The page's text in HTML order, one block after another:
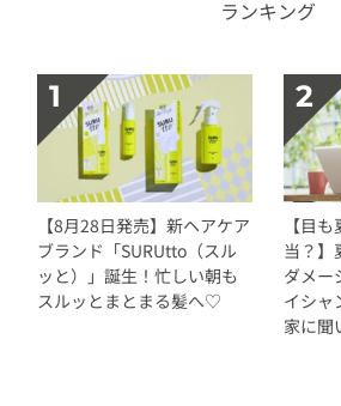
ランキング
【8月28日発売】新ヘアケア
ブランド「SURUtto（スル
ッと）」誕生！忙しい朝も
スルッとまとまる髪へ♡
【目
当？】
ダメー
イシャ
家に聞